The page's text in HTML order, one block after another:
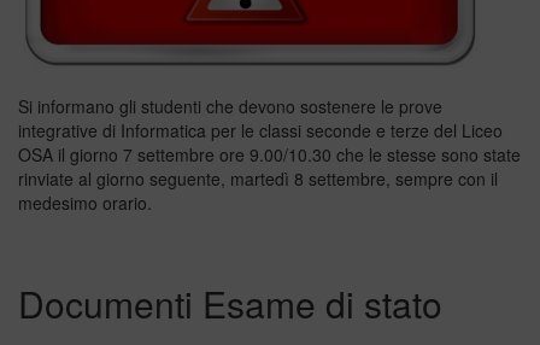
Si informano gli studenti che devono sostenere le prove
integrative di Informatica per le classi seconde e terze del Liceo
OSA il giorno 7 settembre ore 9.00/10.30 che le stesse sono state
rinviate al giorno seguente, martedì 8 settembre, sempre con il
medesimo orario.
Documenti Esame di stato